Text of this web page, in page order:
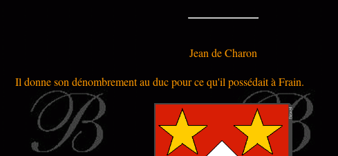
Jean de Charon
Il donne son dénombrement au duc pour ce qu'il possédait à Frain.